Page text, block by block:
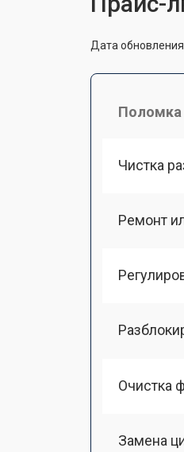
Дата
Поломка
Чистка
Ремонт
Очистка
Замена